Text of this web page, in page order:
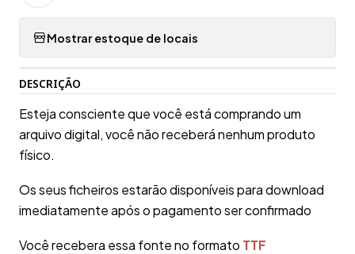
Mostrar estoque de locais
DESCRIÇÃO
Esteja consciente que você está comprando um
arquivo digital, você não receberá nenhum produto
físico.
Os seus ficheiros estarão disponíveis para download
imediatamente após o pagamento ser confirmado
Você recebera essa fonte no formato TTF